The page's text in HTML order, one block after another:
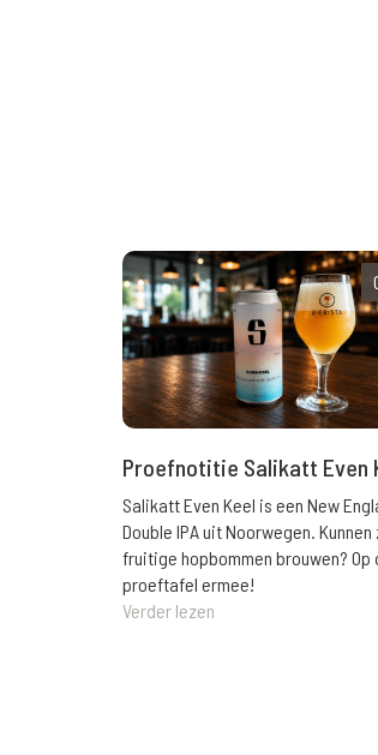
Proefnotitie Salikatt Even
Salikatt Even Keel is een New
Double IPA uit Noorwegen.
fruitige hopbommen brouwen? Op
proeftafel ermee!
Verder lezen